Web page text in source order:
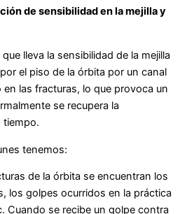
de sensibilidad en la mejilla y
lleva la sensibilidad de la mejilla
el piso de la órbita por un canal
las fracturas, lo que provoca un
se recupera la
tiempo.
tenemos:
de la órbita se encuentran los
los golpes ocurridos en la práctica
Cuando se recibe un golpe contra